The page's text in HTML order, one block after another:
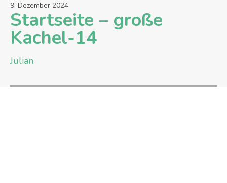
9. Dezember 2024
Startseite – große
Kachel-14
Julian